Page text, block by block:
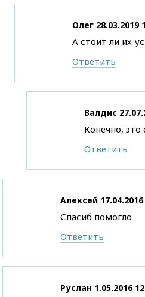
Олег 28.03.2019
А стоит ли их
Ответить
Валдис
Конечно, это
Ответить
Алексей
Спасиб помогло
Ответить
Руслан 1.05.2016